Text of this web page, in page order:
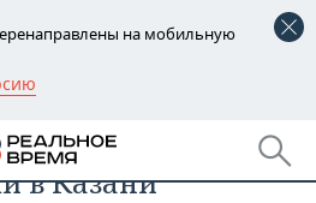
на мобильную
хедлайнером
в Казани